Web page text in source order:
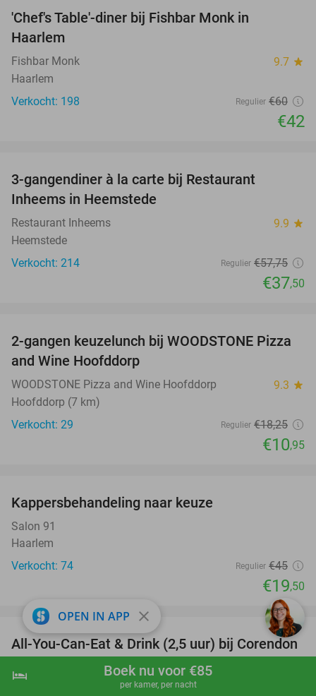
shopping_cart Boek nu
hotel Boek nu voor €85
per kamer, per nacht
'Chef's Table'-diner bij Fishbar Monk in
Haarlem
Fishbar Monk 9.7 star
Haarlem
Verkocht: 198
Regulier €60
€42
3-gangendiner à la carte bij Restaurant
Inheems in Heemstede
Restaurant Inheems 9.9 star
Heemstede
Verkocht: 214
Regulier €57,75
€37,50
40%
2-gangen keuzelunch bij WOODSTONE Pizza
and Wine Hoofddorp
WOODSTONE Pizza and Wine Hoofddorp 9.3 star
Hoofddorp (7 km)
Verkocht: 29
Regulier €18,25
€10,95
Kappersbehandeling naar keuze
Salon 91
Haarlem
Verkocht: 74
Regulier €45
€19,50
37%
favorite_border
All-You-Can-Eat & Drink (2,5 uur) bij Corendon
Corendon Village Hotel Amsterdam
OPEN IN APP close